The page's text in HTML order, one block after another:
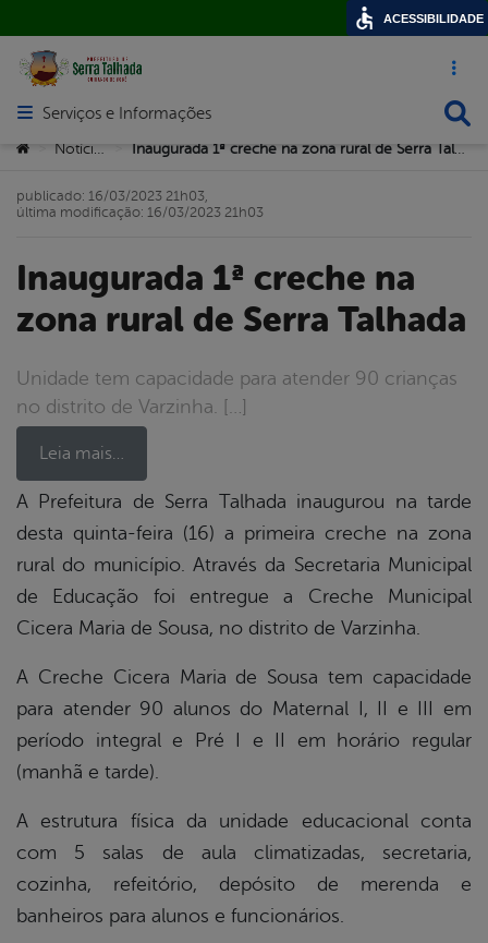
Acesso
Abrir menu principal de navegação
Serviços e Informações
Você está aqui:
> > Inaugurada 1ª creche na zona rural de Serra Talhada
Inaugurada 1ª creche na
zona rural de Serra Talhada
Unidade tem capacidade para atender 90 crianças
no distrito de Varzinha. […]
Leia mais…
publicado: 16/03/2023 21h03,
última modificação: 16/03/2023 21h03
A Prefeitura de Serra Talhada inaugurou na tarde
desta quinta-feira (16) a primeira creche na zona
rural do município. Através da Secretaria Municipal
de Educação foi entregue a Creche Municipal
Cicera Maria de Sousa, no distrito de Varzinha.
A Creche Cicera Maria de Sousa tem capacidade
para atender 90 alunos do Maternal I, II e III em
período integral e Pré I e II em horário regular
(manhã e tarde).
A estrutura física da unidade educacional conta
com 5 salas de aula climatizadas, secretaria,
cozinha, refeitório, depósito de merenda e
banheiros para alunos e funcionários.
ACESSIBILIDADE